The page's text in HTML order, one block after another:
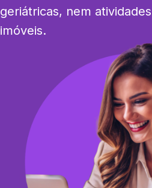
geriátricas, nem
imóveis.